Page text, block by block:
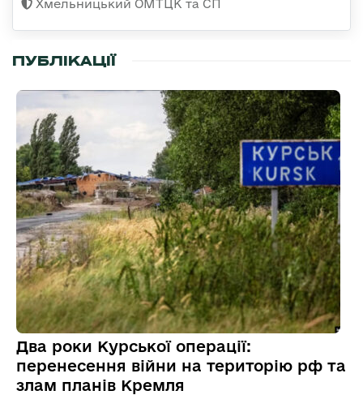
Хмельницький ОМТЦК та СП
ПУБЛІКАЦІЇ
Два роки Курської операції:
перенесення війни на територію рф та
злам планів Кремля